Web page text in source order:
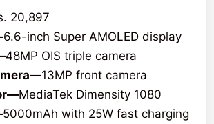
20,897
6.6-inch Super AMOLED display
48MP OIS triple camera
13MP front camera
MediaTek Dimensity 1080
5000mAh with 25W fast charging